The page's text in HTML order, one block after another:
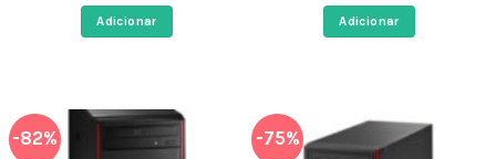
era:
999,00 €.
Adicionar
era:
890,00 €.
Adicionar
-82% -75%